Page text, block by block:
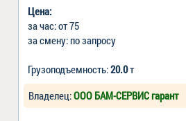
Цена:
за час: от 75
за смену: по запросу
Грузоподъемность:20.0т
Владелец:ООО БАМ-СЕРВИС гарант